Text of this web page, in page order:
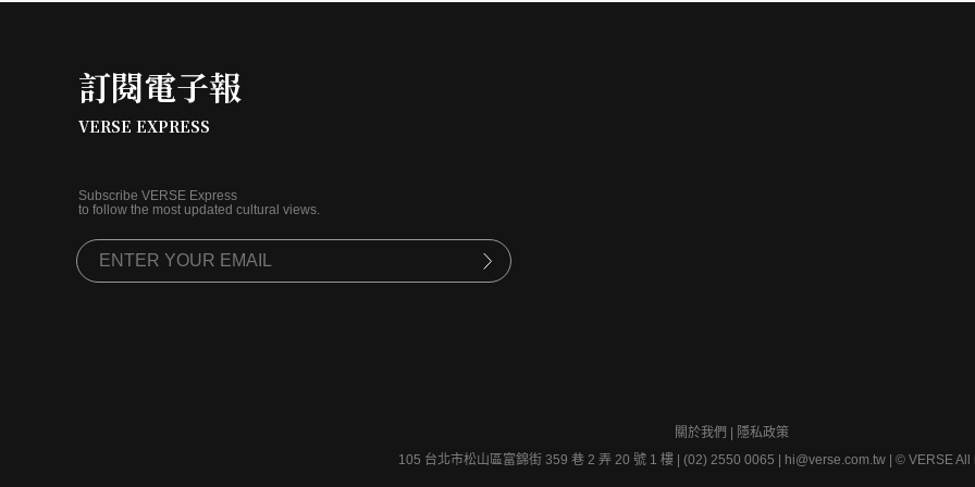
訂閱電子報
VERSE EXPRESS
Subscribe VERSE Express
to follow the most updated cultural views.
關於我們
隱私政策
105 台北市松山區富錦街 359 巷 2 弄 20 號 1 樓 | (02) 2550 0065 |
hi@verse.com.tw| © VERSE All